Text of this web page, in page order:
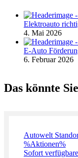
Elektroauto
4. Mai 2026
E-Auto
6. Februar 2026
Das könnte
Autowelt
%Aktionen%
Sofort